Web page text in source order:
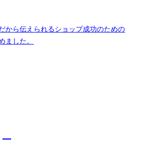
から伝えられるショップ成功のための
ました。